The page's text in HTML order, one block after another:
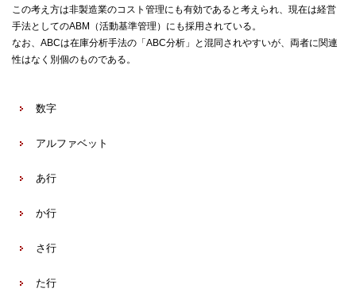
この考え方は非製造業のコスト管理にも有効であると考えられ、現在は経営
手法としてのABM（活動基準管理）にも採用されている。
なお、ABCは在庫分析手法の「ABC分析」と混同されやすいが、両者に関連
性はなく別個のものである。
数字
アルファベット
あ行
か行
さ行
た行